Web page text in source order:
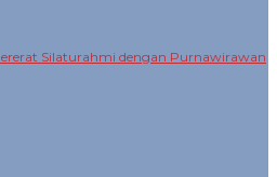
Silaturahmi dengan Purnawirawan